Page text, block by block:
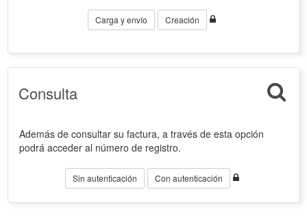
Carga y envío Creación
Consulta
Además de consultar su factura, a través de esta opción
podrá acceder al número de registro.
Sin autenticación Con autenticación